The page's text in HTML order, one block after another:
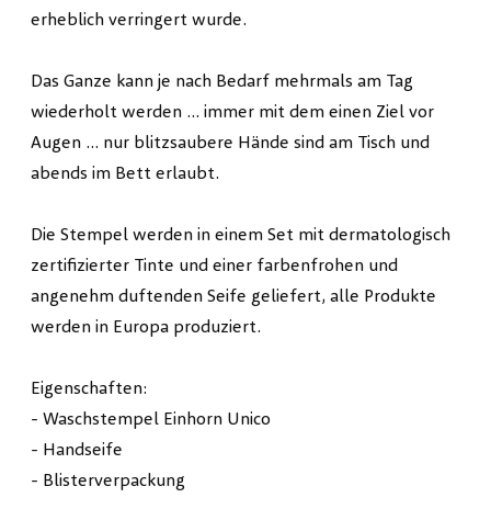
erheblich verringert wurde.
Das Ganze kann je nach Bedarf mehrmals am Tag
wiederholt werden ... immer mit dem einen Ziel vor
Augen ... nur blitzsaubere Hände sind am Tisch und
abends im Bett erlaubt.
Die Stempel werden in einem Set mit dermatologisch
zertifizierter Tinte und einer farbenfrohen und
angenehm duftenden Seife geliefert, alle Produkte
werden in Europa produziert.
Eigenschaften:
- Waschstempel Einhorn Unico
- Handseife
- Blisterverpackung